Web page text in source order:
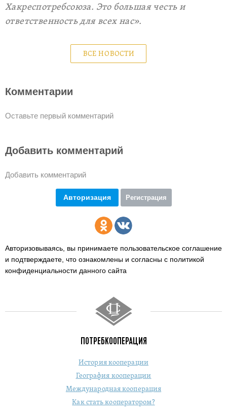
Хакреспотребсоюза. Это большая честь и
ответственность для всех нас».
ВСЕ НОВОСТИ
Комментарии
Оставьте первый комментарий
Добавить комментарий
Добавить комментарий
Авторизация Регистрация
Авторизовываясь, вы принимаете пользовательское соглашение
и подтверждаете, что ознакомлены и согласны с политикой
конфиденциальности данного сайта
ПОТРЕБКООПЕРАЦИЯ
История кооперации
География кооперации
Международная кооперация
Как стать кооператором?